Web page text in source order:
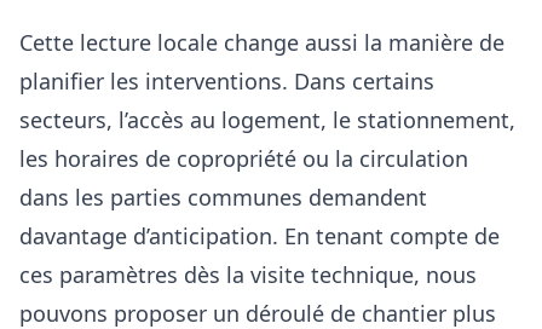
Cette lecture locale change aussi la manière de
planifier les interventions. Dans certains
secteurs, l’accès au logement, le stationnement,
les horaires de copropriété ou la circulation
dans les parties communes demandent
davantage d’anticipation. En tenant compte de
ces paramètres dès la visite technique, nous
pouvons proposer un déroulé de chantier plus